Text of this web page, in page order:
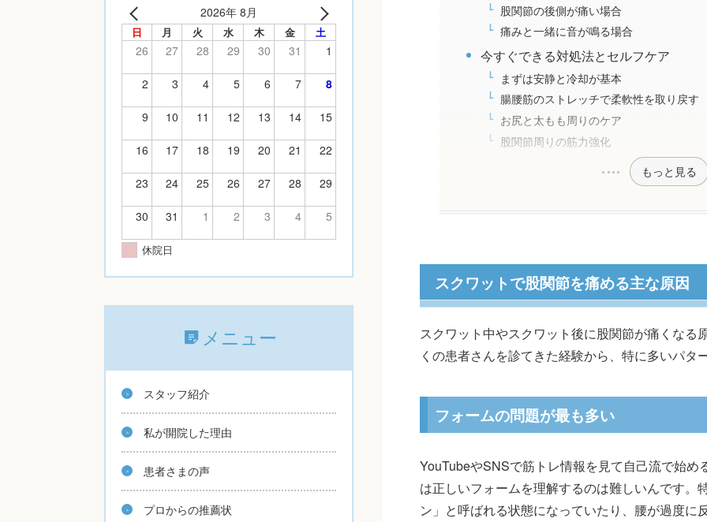
股関節の後側が痛い場合
痛みと一緒に音が鳴る場合
今すぐできる対処法とセルフケア
まずは安静と冷却が基本
腸腰筋のストレッチで柔軟性を取り戻す
お尻と太もも周りのケア
股関節周りの筋力強化
もっと見る
スクワットで股関節を痛める主な原因
スクワット中やスクワット後に股関節が痛くなる
くの患者さんを診てきた経験から、特に多いパタ
フォームの問題が最も多い
YouTubeやSNSで筋トレ情報を見て自己流で始
は正しいフォームを理解するのは難しいんです。
ン」と呼ばれる状態になっていたり、腰が過度に
2026年 8月
日 月 火 水 木 金 土
26 27 28 29 30 31 1
2 3 4 5 6 7 8
9 10 11 12 13 14 15
16 17 18 19 20 21 22
23 24 25 26 27 28 29
30 31 1 2 3 4 5
休院日
メニュー
スタッフ紹介
私が開院した理由
患者さまの声
プロからの推薦状